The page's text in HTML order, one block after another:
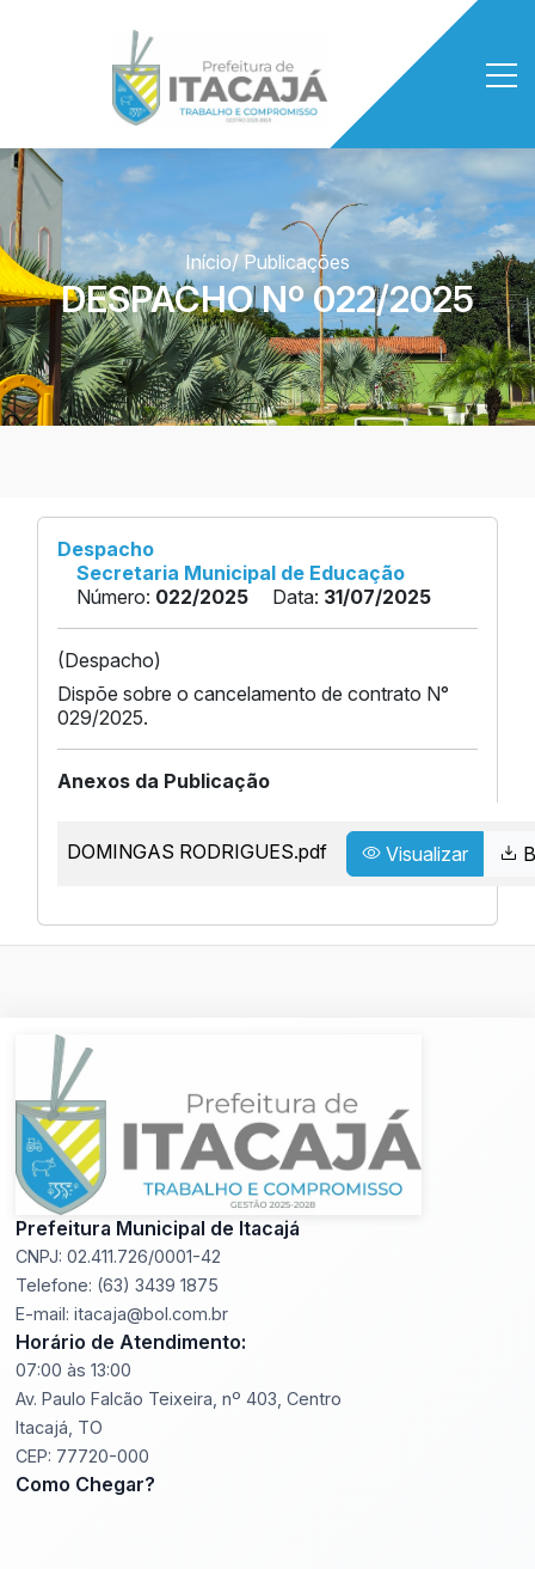
Início/ Publicações
DESPACHO Nº 022/2025
Despacho
Secretaria Municipal de Educação
Número: 022/2025 Data: 31/07/2025
(Despacho)
Dispõe sobre o cancelamento de contrato N°
029/2025.
Anexos da Publicação
DOMINGAS RODRIGUES.pdf Visualizar
Prefeitura Municipal de Itacajá
CNPJ: 02.411.726/0001-42
Telefone: (63) 3439 1875
E-mail: itacaja@bol.com.br
Horário de Atendimento:
07:00 às 13:00
Av. Paulo Falcão Teixeira, nº 403, Centro
Itacajá, TO
CEP: 77720-000
Como Chegar?